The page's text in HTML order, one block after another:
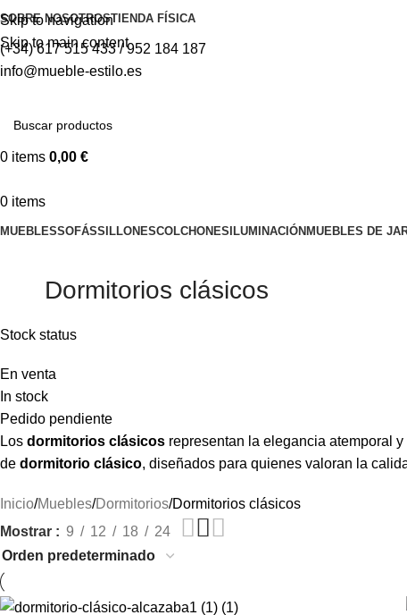
Skip to navigation
Skip to main content
SOBRE NOSOTROSTIENDA FÍSICA
(+34) 617 515 433 / 952 184 187
info@mueble-estilo.es
0 items 0,00 €
0 items
MUEBLESSOFÁSSILLONESCOLCHONES ILUMINACIÓN MUEBLES DE
Dormitorios clásicos
Stock status
En venta
In stock
Pedido pendiente
Los dormitorios clásicos representan la elegancia atemporal
de dormitorio clásico, diseñados para quienes valoran la
Inicio Muebles Dormitorios Dormitorios clásicos
Mostrar
9 12 18 24